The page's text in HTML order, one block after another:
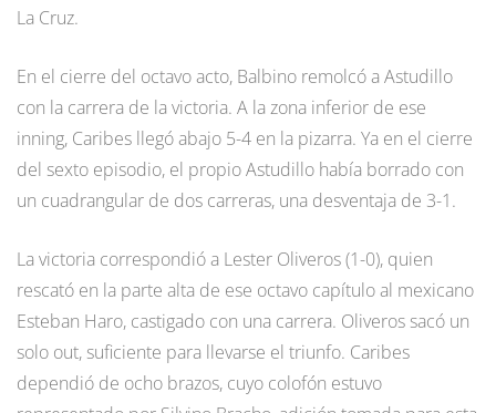
La Cruz.
En el cierre del octavo acto, Balbino remolcó a Astudillo
con la carrera de la victoria. A la zona inferior de ese
inning, Caribes llegó abajo 5-4 en la pizarra. Ya en el cierre
del sexto episodio, el propio Astudillo había borrado con
un cuadrangular de dos carreras, una desventaja de 3-1.
La victoria correspondió a Lester Oliveros (1-0), quien
rescató en la parte alta de ese octavo capítulo al mexicano
Esteban Haro, castigado con una carrera. Oliveros sacó un
solo out, suficiente para llevarse el triunfo. Caribes
dependió de ocho brazos, cuyo colofón estuvo